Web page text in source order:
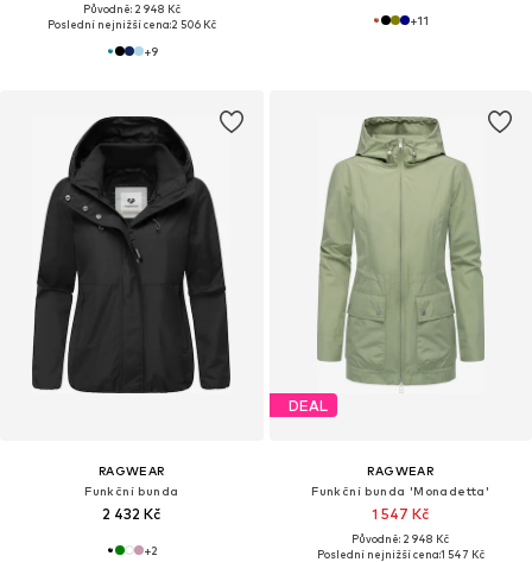
Původně: 2 948 Kč
Poslední nejnižší cena:2 506 Kč
+9
+11
RAGWEAR
Funkční bunda
2 432 Kč
+2
DEAL
RAGWEAR
Funkční bunda 'Monadetta'
1 547 Kč
Původně: 2 948 Kč
Poslední nejnižší cena:1 547 Kč